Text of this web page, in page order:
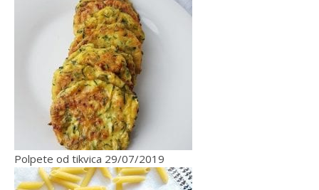
Polpete od tikvica 29/07/2019